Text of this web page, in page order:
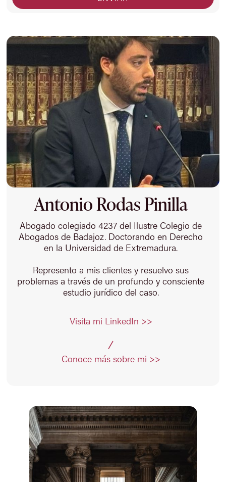
Antonio Rodas Pinilla
Abogado colegiado 4237 del Ilustre Colegio de
Abogados de Badajoz. Doctorando en Derecho
en la Universidad de Extremadura.
Represento a mis clientes y resuelvo sus
problemas a través de un profundo y consciente
estudio jurídico del caso.
Visita mi LinkedIn >>
Conoce más sobre mi >>